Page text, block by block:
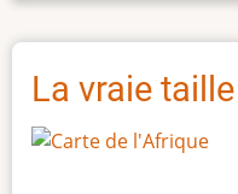
La vraie